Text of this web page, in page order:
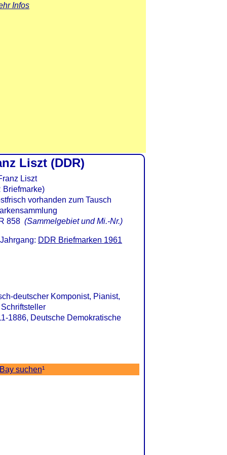
Infos
Liszt (DDR)
Briefmarke)
858 (Sammelgebiet und Mi.-Nr.)
DDR Briefmarken 1961
deutscher Komponist, Pianist,
1886, Deutsche Demokratische
suchen¹